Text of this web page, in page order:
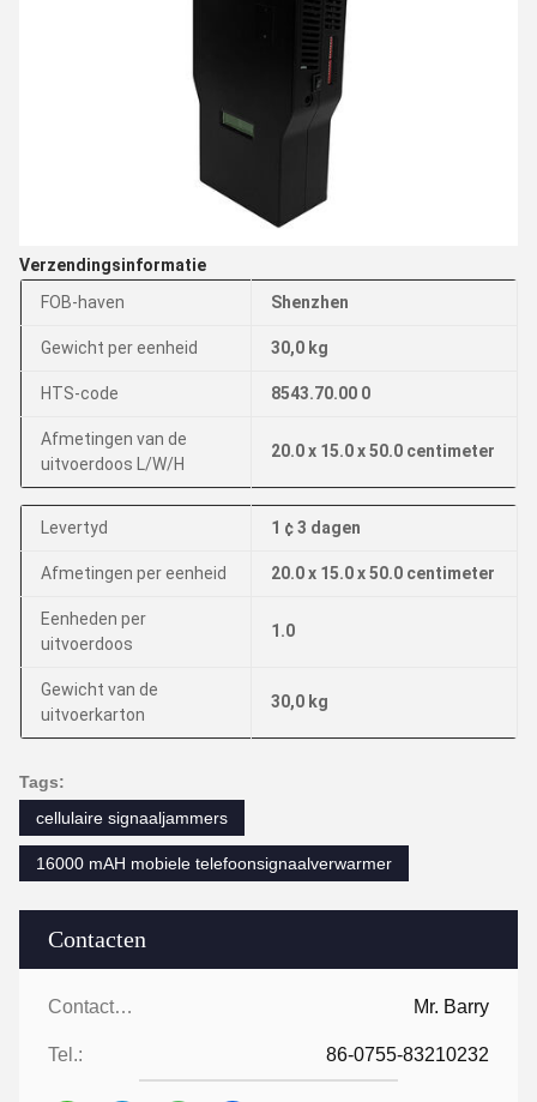
Contacten
Contacten: Mr. Barry
Tel.: 86-0755-83210232
Verzendingsinformatie
FOB-haven
Shenzhen
Gewicht per eenheid 30,0 kg
HTS-code 8543.70.00 0
Afmetingen van de
uitvoerdoos L/W/H
20.0 x 15.0 x 50.0 centimeter
Levertyd 1 ¢ 3 dagen
Afmetingen per eenheid 20.0 x 15.0 x 50.0 centimeter
Eenheden per
uitvoerdoos
1.0
Gewicht van de
uitvoerkarton
30,0 kg
Tags:
cellulaire signaaljammers
16000 mAH mobiele telefoonsignaalverwarmer